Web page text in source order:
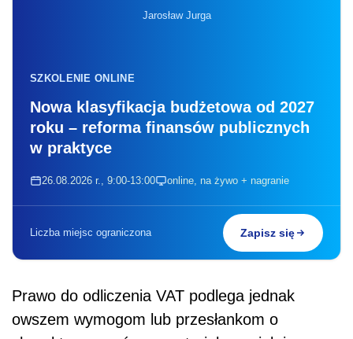
Jarosław Jurga
SZKOLENIE ONLINE
Nowa klasyfikacja budżetowa od 2027
roku – reforma finansów publicznych
w praktyce
26.08.2026 r., 9:00-13:00 online, na żywo + nagranie
Liczba miejsc ograniczona Zapisz się
Prawo do odliczenia VAT podlega jednak
owszem wymogom lub przesłankom o